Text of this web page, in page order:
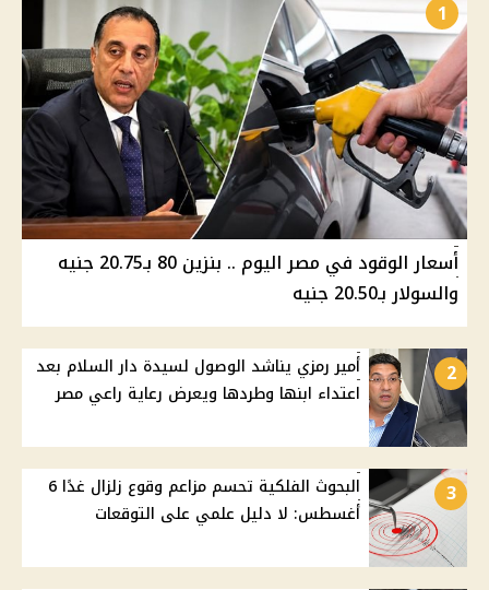
1
أسعار الوقود في مصر اليوم .. بنزين 80 بـ20.75 جنيه
والسولار بـ20.50 جنيه
2
أمير رمزي يناشد الوصول لسيدة دار السلام بعد
اعتداء ابنها وطردها ويعرض رعاية راعي مصر
3
البحوث الفلكية تحسم مزاعم وقوع زلزال غدًا 6
أغسطس: لا دليل علمي على التوقعات